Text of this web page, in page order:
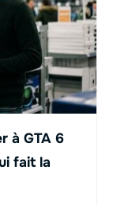
à GTA 6
fait la